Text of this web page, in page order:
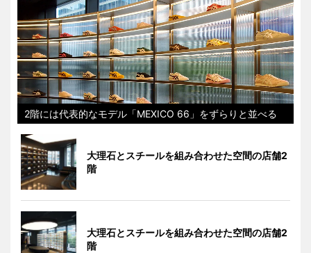
2階には代表的なモデル「MEXICO 66」をずらりと並べる
大理石とスチールを組み合わせた空間の店舗2
階
大理石とスチールを組み合わせた空間の店舗2
階